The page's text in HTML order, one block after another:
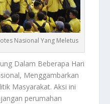
Nasional Yang Meletus
Dalam Beberapa Hari
Menggambarkan
Masyarakat. Aksi ini
perumahan